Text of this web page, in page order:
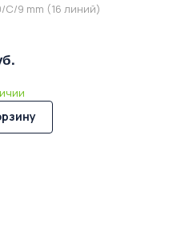
C/9 mm (16 линий)